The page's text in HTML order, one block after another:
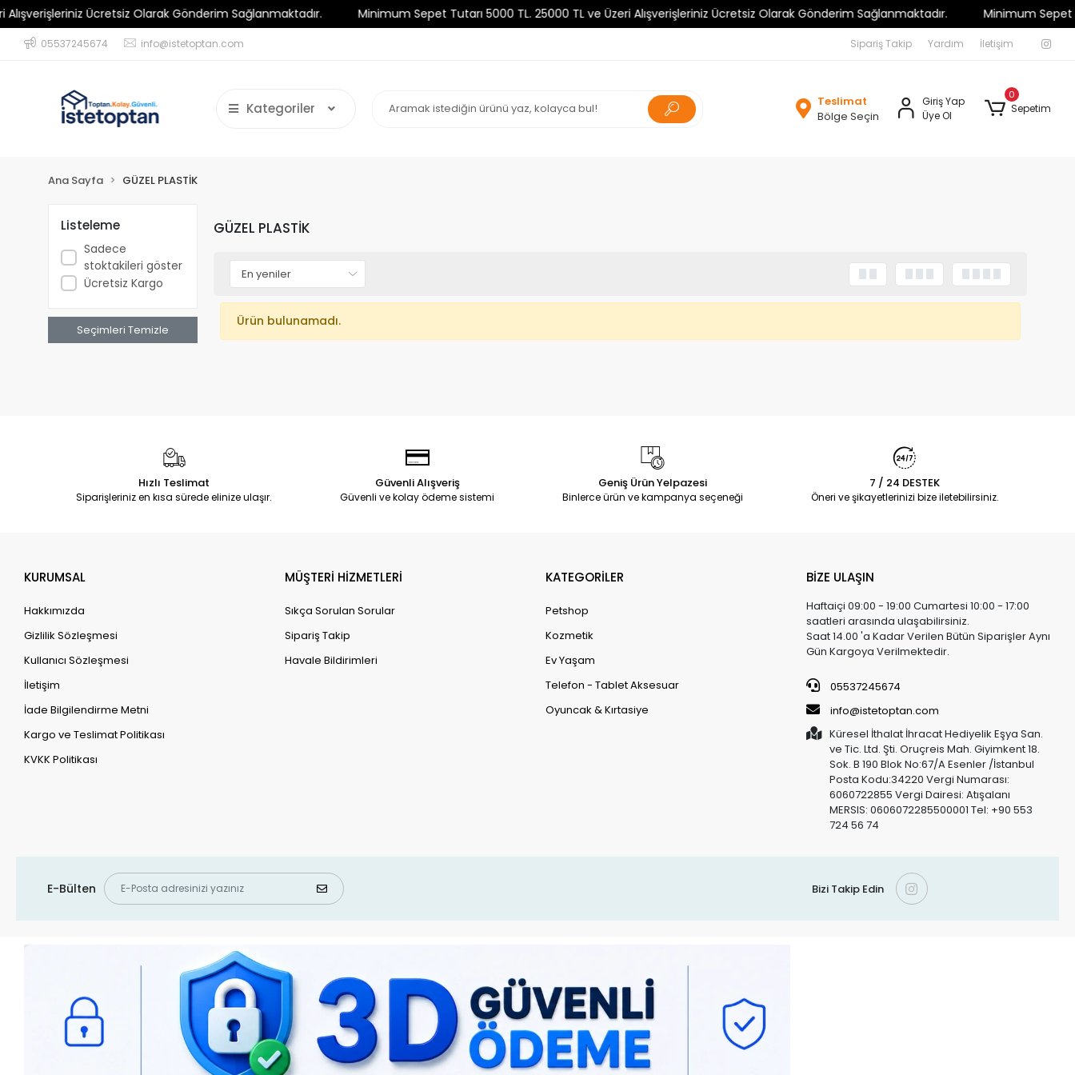
Ücretsiz Olarak Gönderim Sağlanmaktadır. Minimum Sepet Tutarı 5000 TL. 25000 TL ve Üzeri Alışverişleriniz Ücretsiz Olarak Gönderim Sağlanmaktadır. Minimum Sepet
05537245674 info@istetoptan.com Sipariş Takip Yardım İletişim
Kategoriler
Teslimat
Bölge Seçin
Giriş Yap
Üye Ol
0
Sepetim
Ana Sayfa GÜZEL PLASTİK
Listeleme
Sadece
stoktakileri göster
Ücretsiz Kargo
Seçimleri Temizle
GÜZEL PLASTİK
Ürün bulunamadı.
Hızlı Teslimat
Siparişleriniz en kısa sürede elinize ulaşır.
Güvenli Alışveriş
Güvenli ve kolay ödeme sistemi
Geniş Ürün Yelpazesi
Binlerce ürün ve kampanya seçeneği
7 / 24 DESTEK
Öneri ve şikayetlerinizi bize iletebilirsiniz.
KURUMSAL
Hakkımızda
Gizlilik Sözleşmesi
Kullanıcı Sözleşmesi
İletişim
İade Bilgilendirme Metni
Kargo ve Teslimat Politikası
KVKK Politikası
MÜŞTERİ HİZMETLERİ
Sıkça Sorulan Sorular
Sipariş Takip
Havale Bildirimleri
KATEGORİLER
Petshop
Kozmetik
Ev Yaşam
Telefon - Tablet Aksesuar
Oyuncak & Kırtasiye
BİZE ULAŞIN
Haftaiçi 09:00 - 19:00 Cumartesi 10:00 - 17:00
saatleri arasında ulaşabilirsiniz.
Saat 14.00 'a Kadar Verilen Bütün Siparişler Aynı
Gün Kargoya Verilmektedir.
05537245674
info@istetoptan.com
Küresel İthalat İhracat Hediyelik Eşya San.
ve Tic. Ltd. Şti. Oruçreis Mah. Giyimkent 18.
Sok. B 190 Blok No:67/A Esenler /İstanbul
Posta Kodu:34220 Vergi Numarası:
6060722855 Vergi Dairesi: Atışalanı
MERSIS: 0606072285500001 Tel: +90 553
724 56 74
E-Bülten Bizi Takip Edin